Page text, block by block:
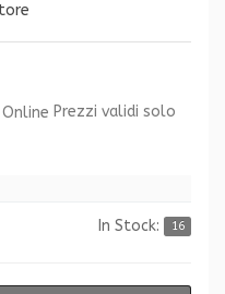
Prezzi validi solo
In Stock: 16